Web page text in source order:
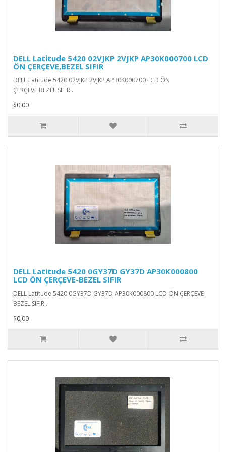
DELL Latitude 5420 02VJKP 2VJKP AP30K000700 LCD
ÖN ÇERÇEVE,BEZEL SIFIR
DELL Latitude 5420 02VJKP 2VJKP AP30K000700 LCD ÖN
ÇERÇEVE,BEZEL SIFIR..
$0,00
DELL Latitude 5420 0GY37D GY37D AP30K000800
LCD ÖN ÇERÇEVE-BEZEL SIFIR
DELL Latitude 5420 0GY37D GY37D AP30K000800 LCD ÖN ÇERÇEVE-
BEZEL SIFIR..
$0,00